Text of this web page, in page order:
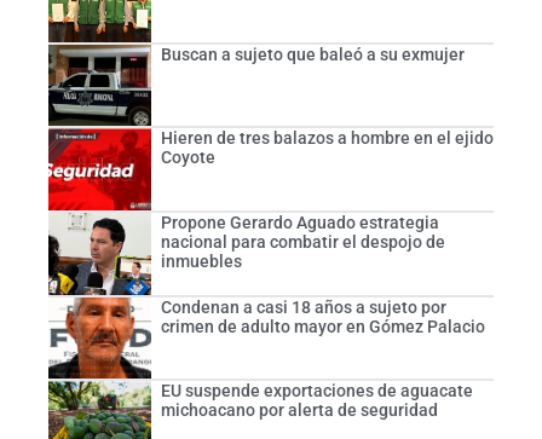
Buscan a sujeto que baleó a su exmujer
Hieren de tres balazos a hombre en el ejido
Coyote
Propone Gerardo Aguado estrategia
nacional para combatir el despojo de
inmuebles
Condenan a casi 18 años a sujeto por
crimen de adulto mayor en Gómez Palacio
EU suspende exportaciones de aguacate
michoacano por alerta de seguridad